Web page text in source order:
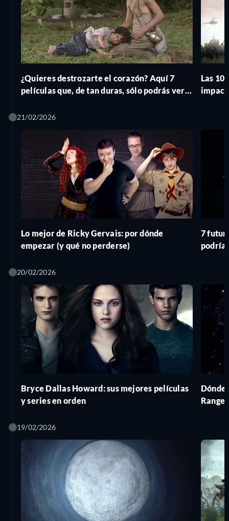
¿Quieres destrozarte el corazón? Aquí 7
películas que, de tan duras, sólo podrás ver
Las 10
21/02/2026
Lo mejor de Ricky Gervais: por dónde
empezar (y qué no perderse)
7
20/02/2026
Bryce Dallas Howard: sus mejores películas
y series en orden
Dónde
19/02/2026